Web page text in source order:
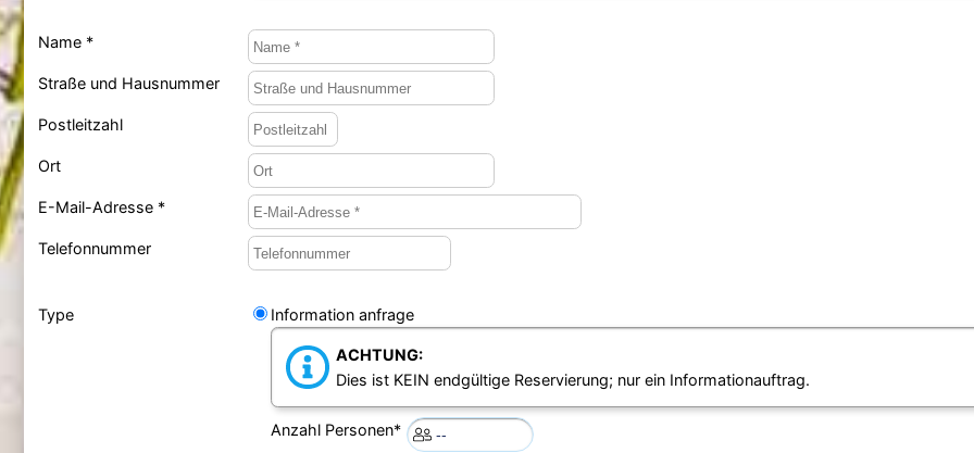
Name *
Straße und Hausnummer
Postleitzahl
Ort
E-Mail-Adresse *
Telefonnummer
Type Information anfrage
ACHTUNG:
Dies ist KEIN endgültige Reservierung; nur ein Informationauftrag.
Anzahl Personen*